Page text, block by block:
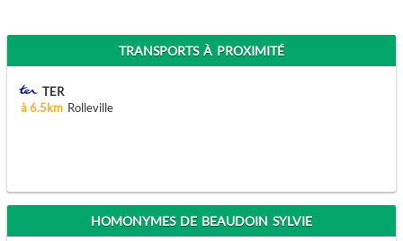
TRANSPORTS À PROXIMITÉ
TER
à 6.5km Rolleville
HOMONYMES DE BEAUDOIN SYLVIE